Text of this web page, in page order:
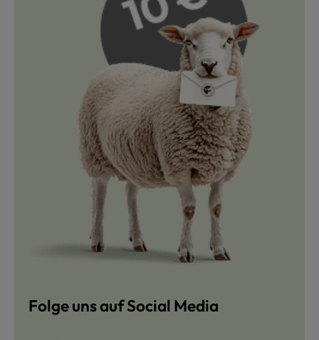
Folge uns auf Social Media